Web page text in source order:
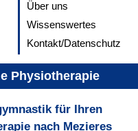
Über uns
Wissenswertes
Kontakt/Datenschutz
Physiotherapie
für Ihren
nach Mezieres